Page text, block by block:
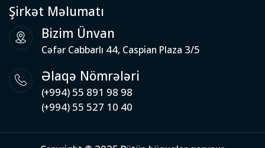
Şirkət Məlumatı
Bizim Ünvan
Cəfər Cabbarlı 44, Caspian Plaza 3/5
Əlaqə Nömrələri
(+994) 55 891 98 98
(+994) 55 527 10 40